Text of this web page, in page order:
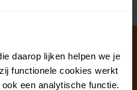
daarop lijken helpen we je
functionele cookies werkt
een analytische functie.
& FAQ